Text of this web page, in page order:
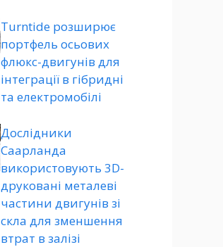
Turntide розширює
портфель осьових
флюкс-двигунів для
інтеграції в гібридні
та електромобілі
Дослідники
Саарланда
використовують 3D-
друковані металеві
частини двигунів зі
скла для зменшення
втрат в залізі